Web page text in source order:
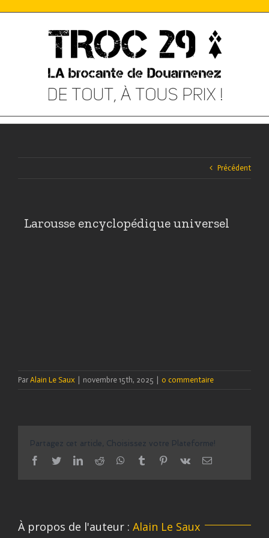
Précédent
Larousse encyclopédique universel
Par Alain Le Saux novembre 15th, 2025 0 commentaire
Partagez cet article, Choisissez votre Plateforme!
facebook
twitterlinkedinreddit whatsapptumblr pinterest
vk Email
À propos de l'auteur : Alain Le Saux